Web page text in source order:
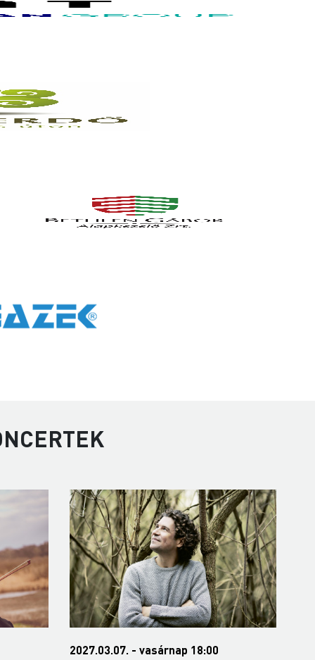
2027.03.22. - hétfő 19:00